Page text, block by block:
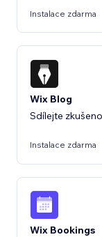
Instalace zdarma
Wix Blog
Sdílejte
Instalace zdarma
Wix Bookings